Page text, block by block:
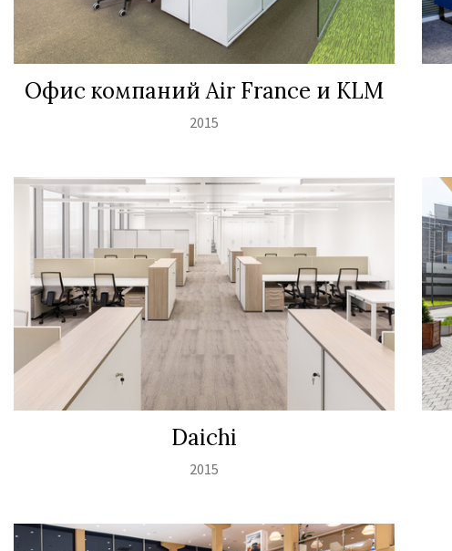
Офис компаний Air France и KLM
2015
Daichi
2015